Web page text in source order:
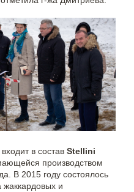
входит в состав Stellini
производством
В 2015 году состоялось
жаккардовых и